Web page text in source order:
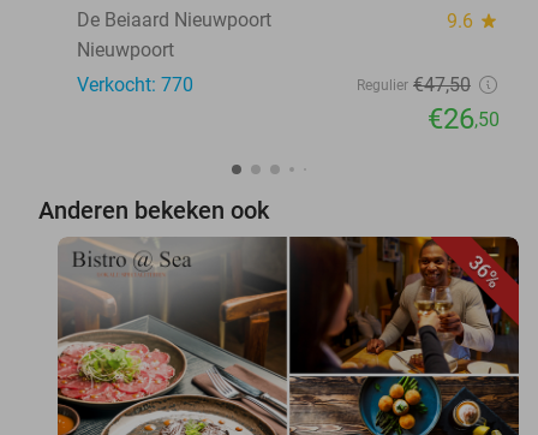
De Beiaard Nieuwpoort
9.6 star
Nieuwpoort
Verkocht: 770
Regulier €47,50
€26,50
Anderen bekeken ook
36%